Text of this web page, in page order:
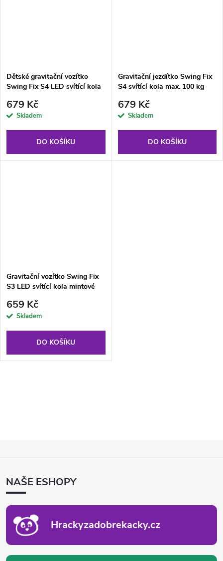
Dětské gravitační vozítko
Swing Fix S4 LED svítící kola
679 Kč
Skladem
DO KOŠÍKU
Gravitační jezdítko Swing Fix
S4 svítící kola max. 100 kg
679 Kč
Skladem
DO KOŠÍKU
Gravitační vozítko Swing Fix
S3 LED svítící kola mintové
659 Kč
Skladem
DO KOŠÍKU
a
c
p
ANAŠE ESHOPY
Hrackyzadobrekacky.cz